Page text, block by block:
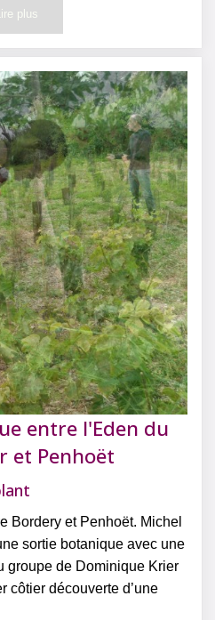
plus
entre l'Eden du
et Penhoët
Bordery et Penhoët. Michel
sortie botanique avec une
groupe de Dominique Krier
côtier découverte d’une